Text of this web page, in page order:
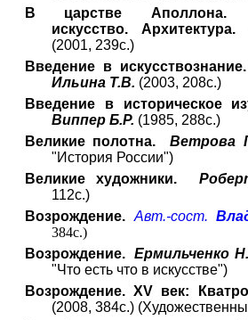
В царстве Аполлона.
искусство. Архитектура.
(2001, 239с.)
Введение в искусствознание.
Ильина Т.В. (2003, 208с.)
Введение в историческое
Виппер Б.Р. (1985, 288с.)
Великие полотна.
Ветрова
"История России")
Великие художники.
112с.)
Возрождение. Авт.-сост.
384с.)
Возрождение.Ермильченко
"Что есть что в искусстве")
Возрождение. XV век:
(2008, 384с.)